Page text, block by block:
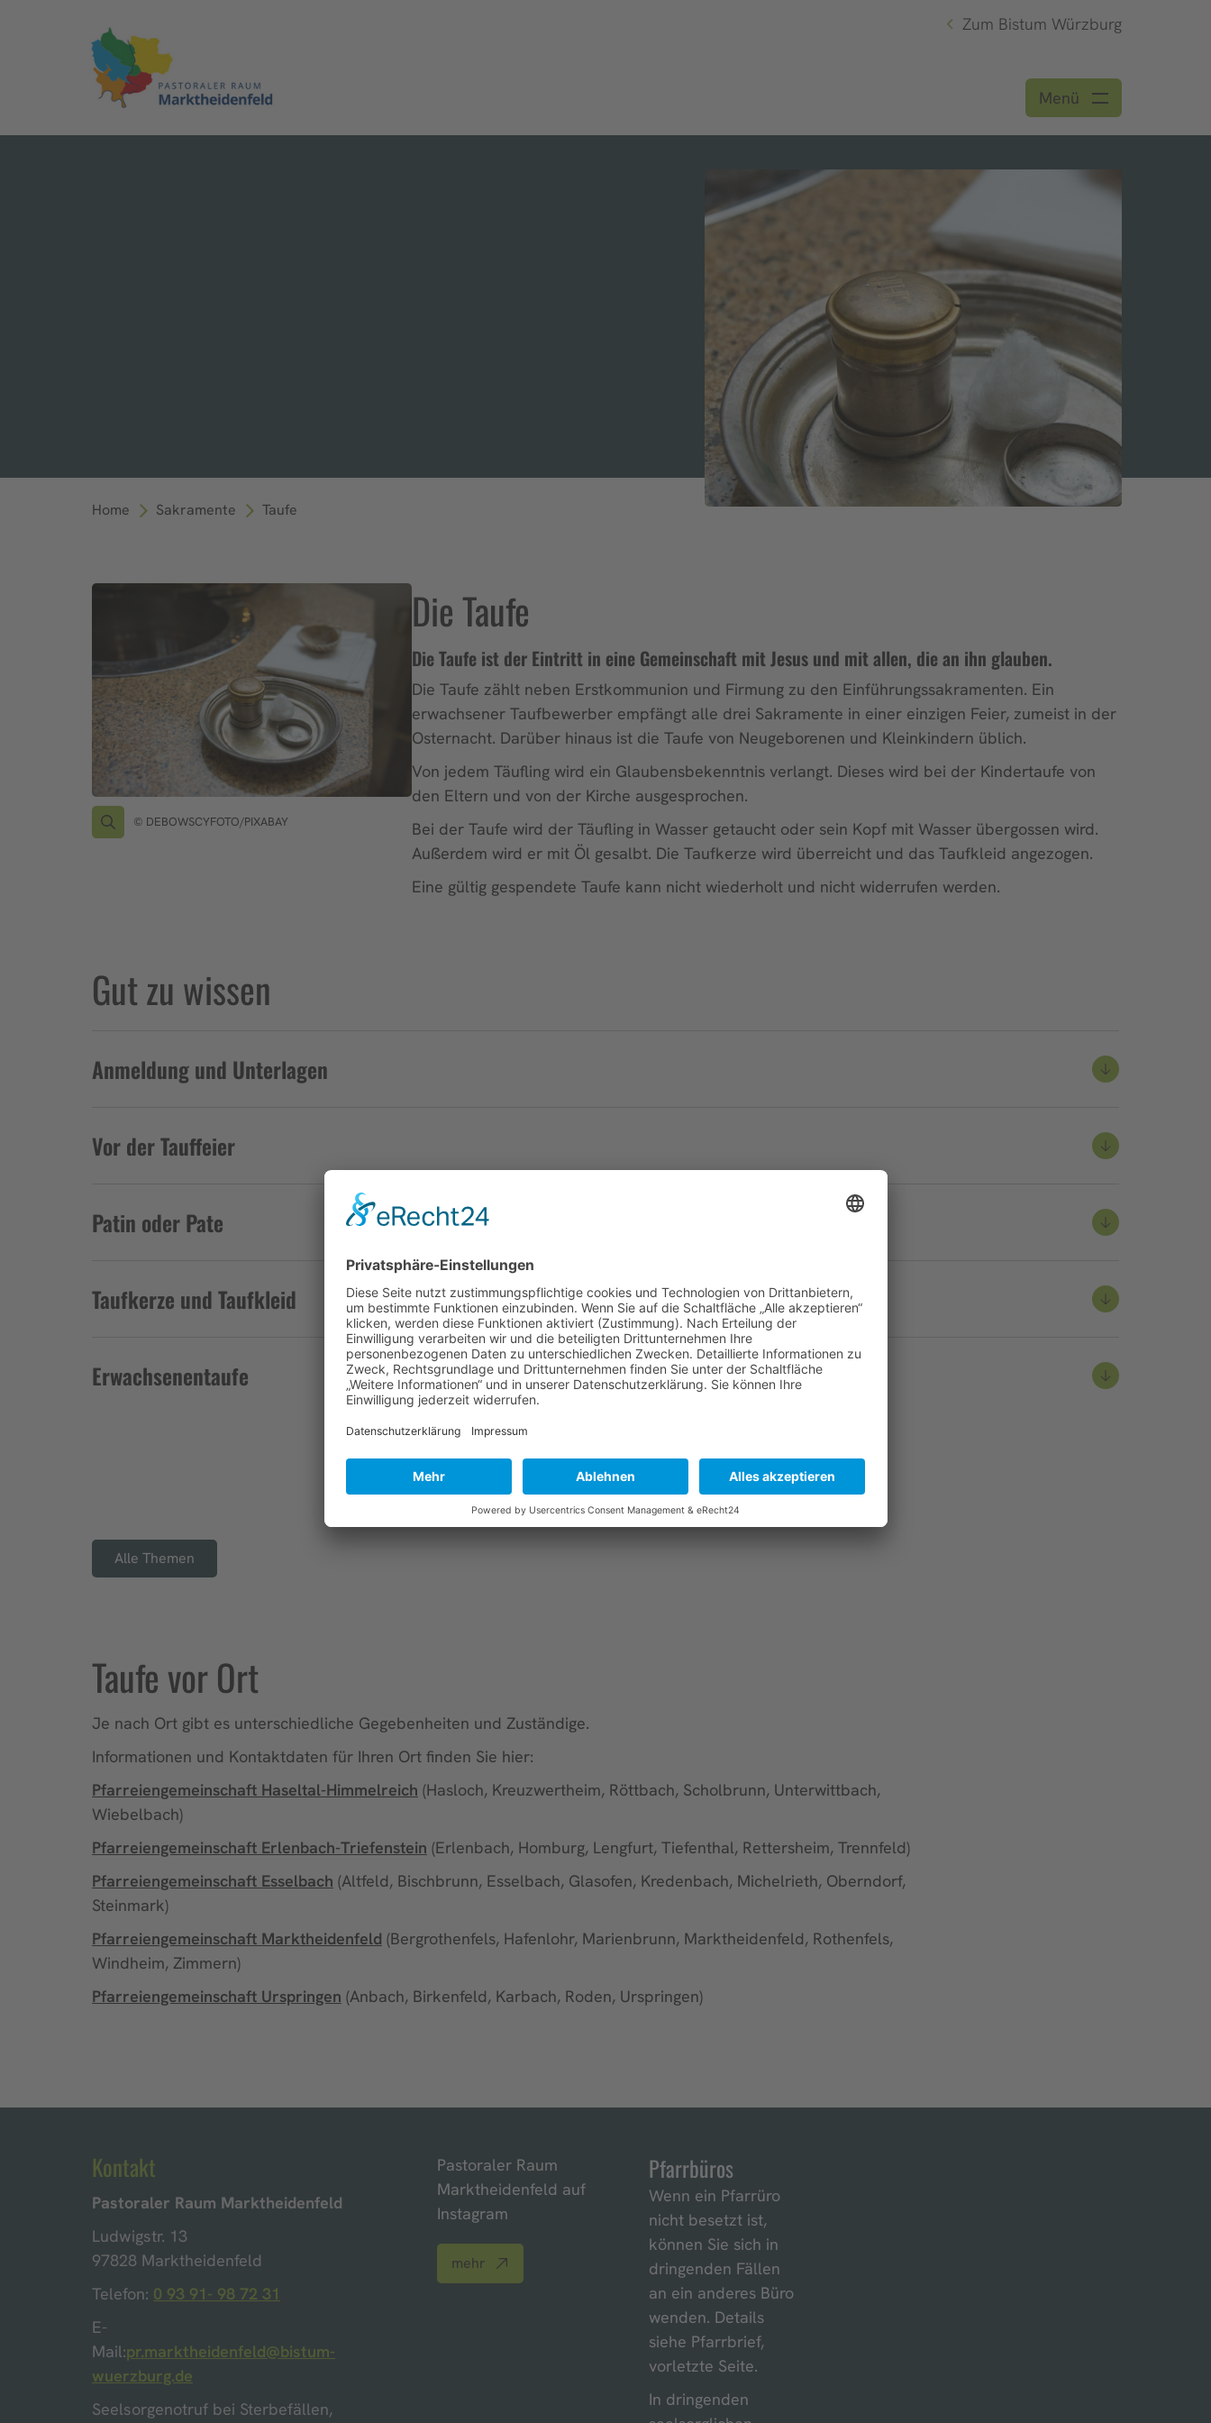
Zum Bistum Würzburg
Menü
Home Sakramente Taufe
© DEBOWSCYFOTO/PIXABAY
Die Taufe
Die Taufe ist der Eintritt in eine Gemeinschaft mit Jesus und mit allen, die an ihn glauben.
Die Taufe zählt neben Erstkommunion und Firmung zu den Einführungssakramenten. Ein
erwachsener Taufbewerber empfängt alle drei Sakramente in einer einzigen Feier, zumeist in der
Osternacht. Darüber hinaus ist die Taufe von Neugeborenen und Kleinkindern üblich.
Von jedem Täufling wird ein Glaubensbekenntnis verlangt. Dieses wird bei der Kindertaufe von
den Eltern und von der Kirche ausgesprochen.
Bei der Taufe wird der Täufling in Wasser getaucht oder sein Kopf mit Wasser übergossen wird.
Außerdem wird er mit Öl gesalbt. Die Taufkerze wird überreicht und das Taufkleid angezogen.
Eine gültig gespendete Taufe kann nicht wiederholt und nicht widerrufen werden.
Gut zu wissen
Anmeldung und Unterlagen
Vor der Tauffeier
Patin oder Pate
Taufkerze und Taufkleid
Erwachsenentaufe
Alle Themen
Taufe vor Ort
Je nach Ort gibt es unterschiedliche Gegebenheiten und Zuständige.
Informationen und Kontaktdaten für Ihren Ort finden Sie hier:
Pfarreiengemeinschaft Haseltal-Himmelreich (Hasloch, Kreuzwertheim, Röttbach, Scholbrunn, Unterwittbach,
Wiebelbach)
Pfarreiengemeinschaft Erlenbach-Triefenstein (Erlenbach, Homburg, Lengfurt, Tiefenthal, Rettersheim, Trennfeld)
Pfarreiengemeinschaft Esselbach (Altfeld, Bischbrunn, Esselbach, Glasofen, Kredenbach, Michelrieth, Oberndorf,
Steinmark)
Pfarreiengemeinschaft Marktheidenfeld (Bergrothenfels, Hafenlohr, Marienbrunn, Marktheidenfeld, Rothenfels,
Windheim, Zimmern)
Pfarreiengemeinschaft Urspringen (Anbach, Birkenfeld, Karbach, Roden, Urspringen)
Kontakt
Pastoraler Raum Marktheidenfeld
Ludwigstr. 13
97828 Marktheidenfeld
Telefon: 0 93 91- 98 72 31
E-
Mail:pr.marktheidenfeld@bistum-
wuerzburg.de
Seelsorgenotruf bei Sterbefällen,
Pastoraler Raum
Marktheidenfeld auf
Instagram
mehr
Pfarrbüros
Wenn ein Pfarrüro
nicht besetzt ist,
können Sie sich in
dringenden Fällen
an ein anderes Büro
wenden. Details
siehe Pfarrbrief,
vorletzte Seite.
In dringenden